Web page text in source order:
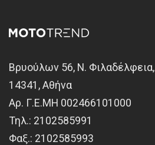
Βρυούλων 56, Ν. Φιλαδέλφεια,
14341, Αθήνα
Αρ. Γ.Ε.ΜΗ 002466101000
Τηλ.: 2102585991
Φαξ.: 2102585993